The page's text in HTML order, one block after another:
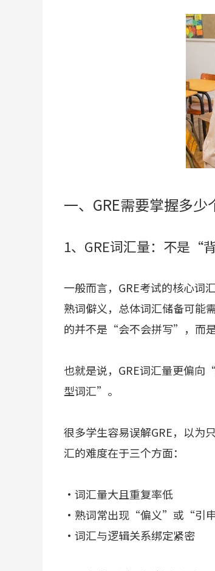
一、GRE需要掌握多少
1、GRE词汇量：不是“
一般而言，GRE考试的核心词
熟词僻义，总体词汇储备可能
的并不是“会不会拼写”，而
也就是说，GRE词汇量更偏
型词汇”。
很多学生容易误解GRE，以为
汇的难度在于三个方面：
·词汇量大且重复率低
·熟词常出现“偏义”或“引
·词汇与逻辑关系绑定紧密